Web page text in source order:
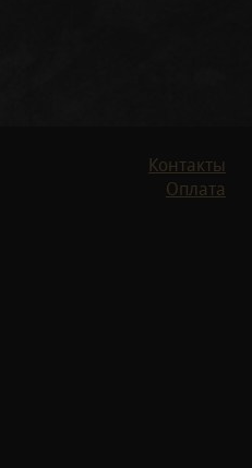
Контакты
Оплата